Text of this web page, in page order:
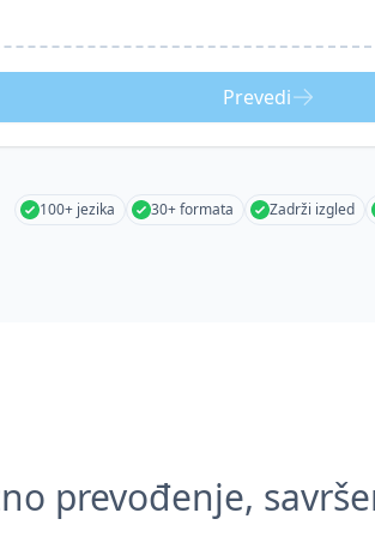
Prevedi
100+ jezika 30+ formata Zadrži izgled
prevođenje,